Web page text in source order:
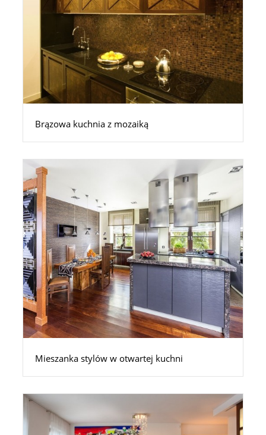
Brązowa kuchnia z mozaiką
Mieszanka stylów w otwartej kuchni